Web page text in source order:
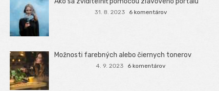
31. 8. 2023 6 komentárov
Možnosti farebných alebo čiernych tonerov
4. 9. 2023 6 komentárov